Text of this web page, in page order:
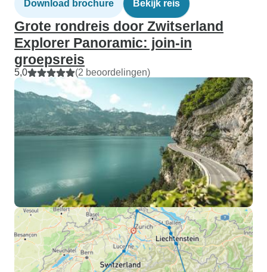
Download brochure Bekijk reis
Grote rondreis door Zwitserland
Explorer Panoramic: join-in
groepsreis
5,0 (2 beoordelingen)